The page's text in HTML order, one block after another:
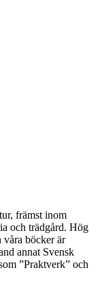
främst inom
och trädgård. Hög
våra böcker är
annat Svensk
”Praktverk” och